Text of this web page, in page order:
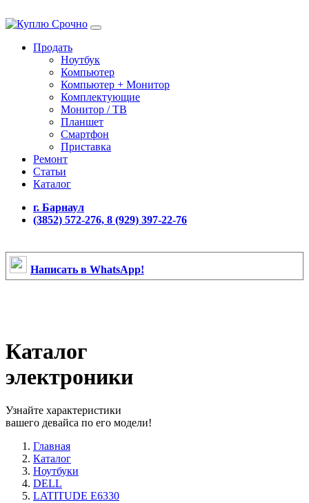
Продать
Ноутбук
Компьютер
Компьютер + Монитор
Комплектующие
Монитор / ТВ
Планшет
Смартфон
Приставка
Ремонт
Статьи
Каталог
г. Барнаул
(3852) 572-276, 8 (929) 397-22-76
Написать в WhatsApp!
Каталог
электроники
Узнайте характеристики
вашего девайса по его модели!
Главная
Каталог
Ноутбуки
DELL
LATITUDE E6330